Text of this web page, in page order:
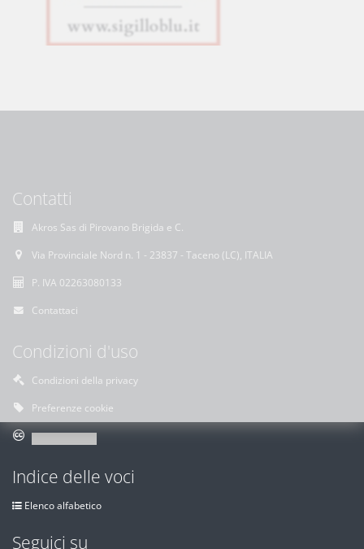
Contatti
Akros Sas di Pirovano Brigida e C.
Via Provinciale Nord n. 1 - 23837 - Taceno (LC), ITALIA
P. IVA 02263080133
Contattaci
Condizioni d'uso
Condizioni della privacy
Preferenze cookie
Indice delle voci
Elenco alfabetico
Seguici su